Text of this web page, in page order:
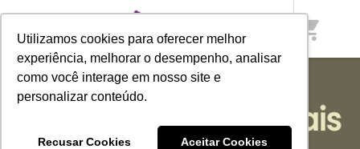
Utilizamos cookies para oferecer melhor
experiência, melhorar o desempenho, analisar
como você interage em nosso site e
personalizar conteúdo.
Recusar Cookies Aceitar Cookies
shopping_cart